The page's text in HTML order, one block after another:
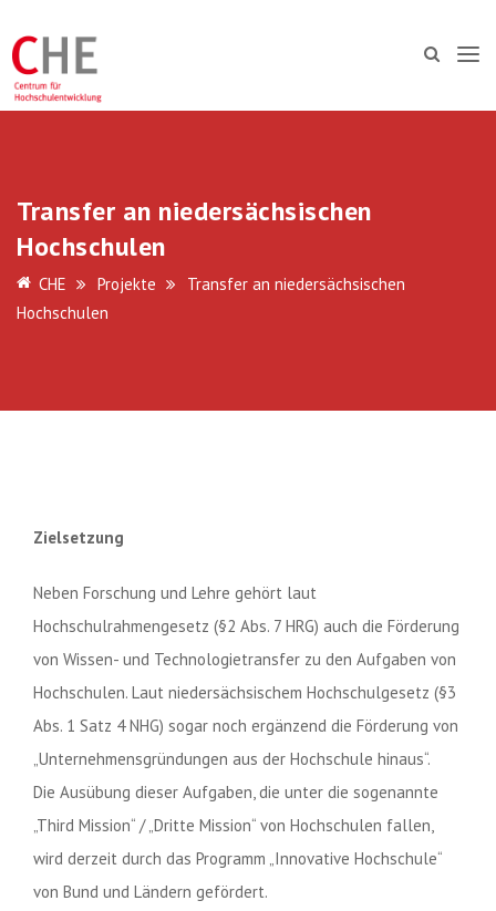
Transfer an niedersächsischen
Hochschulen
CHE Projekte
Transfer an niedersächsischen
Hochschulen
Zielsetzung
Neben Forschung und Lehre gehört laut
Hochschulrahmengesetz (§2 Abs. 7 HRG) auch die Förderung
von Wissen- und Technologietransfer zu den Aufgaben von
Hochschulen. Laut niedersächsischem Hochschulgesetz (§3
Abs. 1 Satz 4 NHG) sogar noch ergänzend die Förderung von
„Unternehmensgründungen aus der Hochschule hinaus“.
Die Ausübung dieser Aufgaben, die unter die sogenannte
„Third Mission“ / „Dritte Mission“ von Hochschulen fallen,
wird derzeit durch das Programm „Innovative Hochschule“
von Bund und Ländern gefördert.